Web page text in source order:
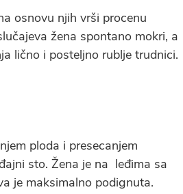
osnovu njih vrši procenu
žena spontano mokri, a
lično i posteljno rublje trudnici.
ploda i presecanjem
sto. Žena je na leđima sa
je maksimalno podignuta.